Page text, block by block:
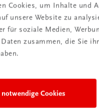
Cookies, um Inhalte und
unsere Website zu
für soziale Medien,
zusammen, die Sie
Cookies